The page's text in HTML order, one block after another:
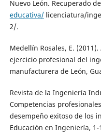
Nuevo León. Recuperado
educativa/licenciatura/
2/.
Medellín Rosales, E.
ejercicio profesional del
manufacturera de León,
Revista de la Ingeniería
Competencias
desempeño exitoso de los
Educación en Ingeniería, 1-